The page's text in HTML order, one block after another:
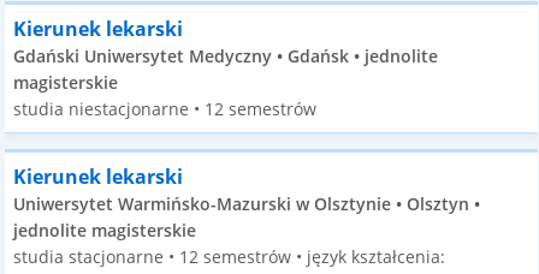
Kierunek lekarski
Gdański Uniwersytet Medyczny • Gdańsk • jednolite
magisterskie
studia niestacjonarne • 12 semestrów
Kierunek lekarski
Uniwersytet Warmińsko-Mazurski w Olsztynie • Olsztyn •
jednolite magisterskie
studia stacjonarne • 12 semestrów • język kształcenia: